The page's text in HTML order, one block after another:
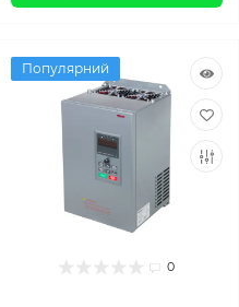
Популярний
0